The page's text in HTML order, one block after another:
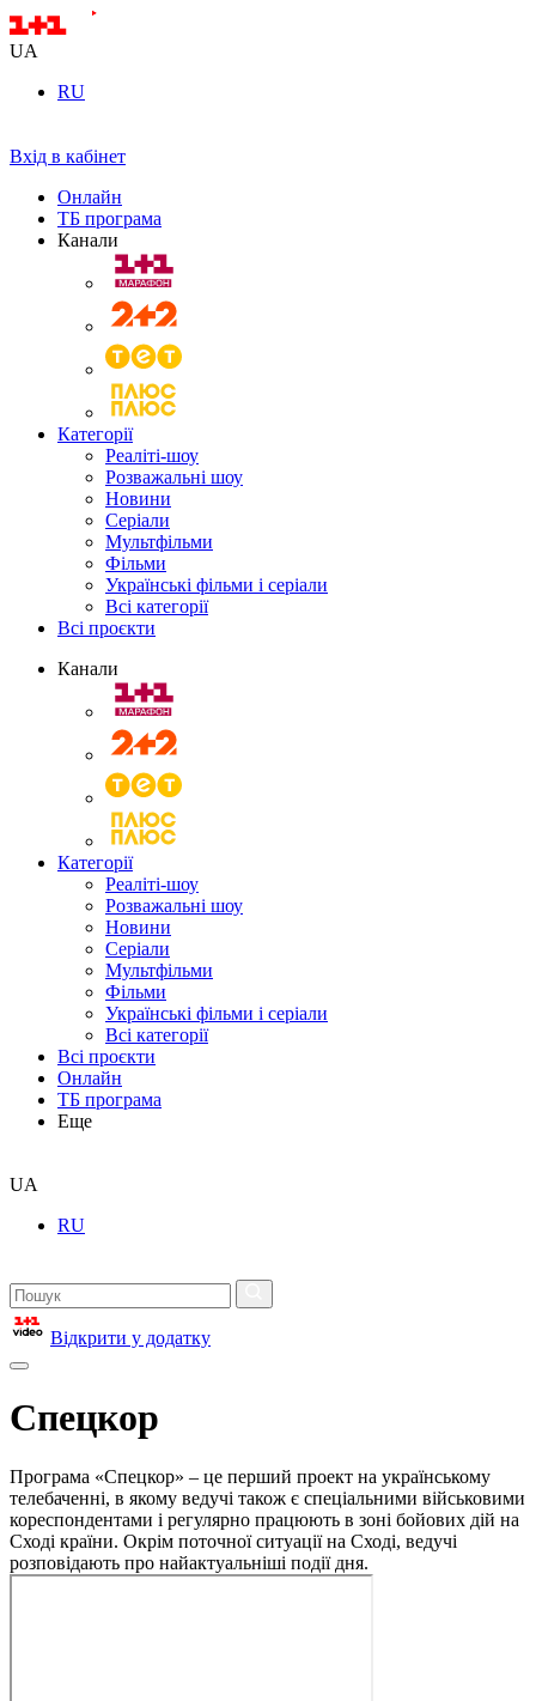
UA
RU
Вхід в кабінет
Онлайн
ТБ програма
Канали
Категорії
Реаліті-шоу
Розважальні шоу
Новини
Серіали
Мультфільми
Фільми
Українські фільми і серіали
Всі категорії
Всі проєкти
Канали
Категорії
Реаліті-шоу
Розважальні шоу
Новини
Серіали
Мультфільми
Фільми
Українські фільми і серіали
Всі категорії
Всі проєкти
Онлайн
ТБ програма
Еще
UA
RU
Відкрити у додатку
Спецкор
Програма «Спецкор» – це перший проект на українському
телебаченні, в якому ведучі також є спеціальними військовими
кореспондентами і регулярно працюють в зоні бойових дій на
Сході країни. Окрім поточної ситуації на Сході, ведучі
розповідають про найактуальніші події дня.